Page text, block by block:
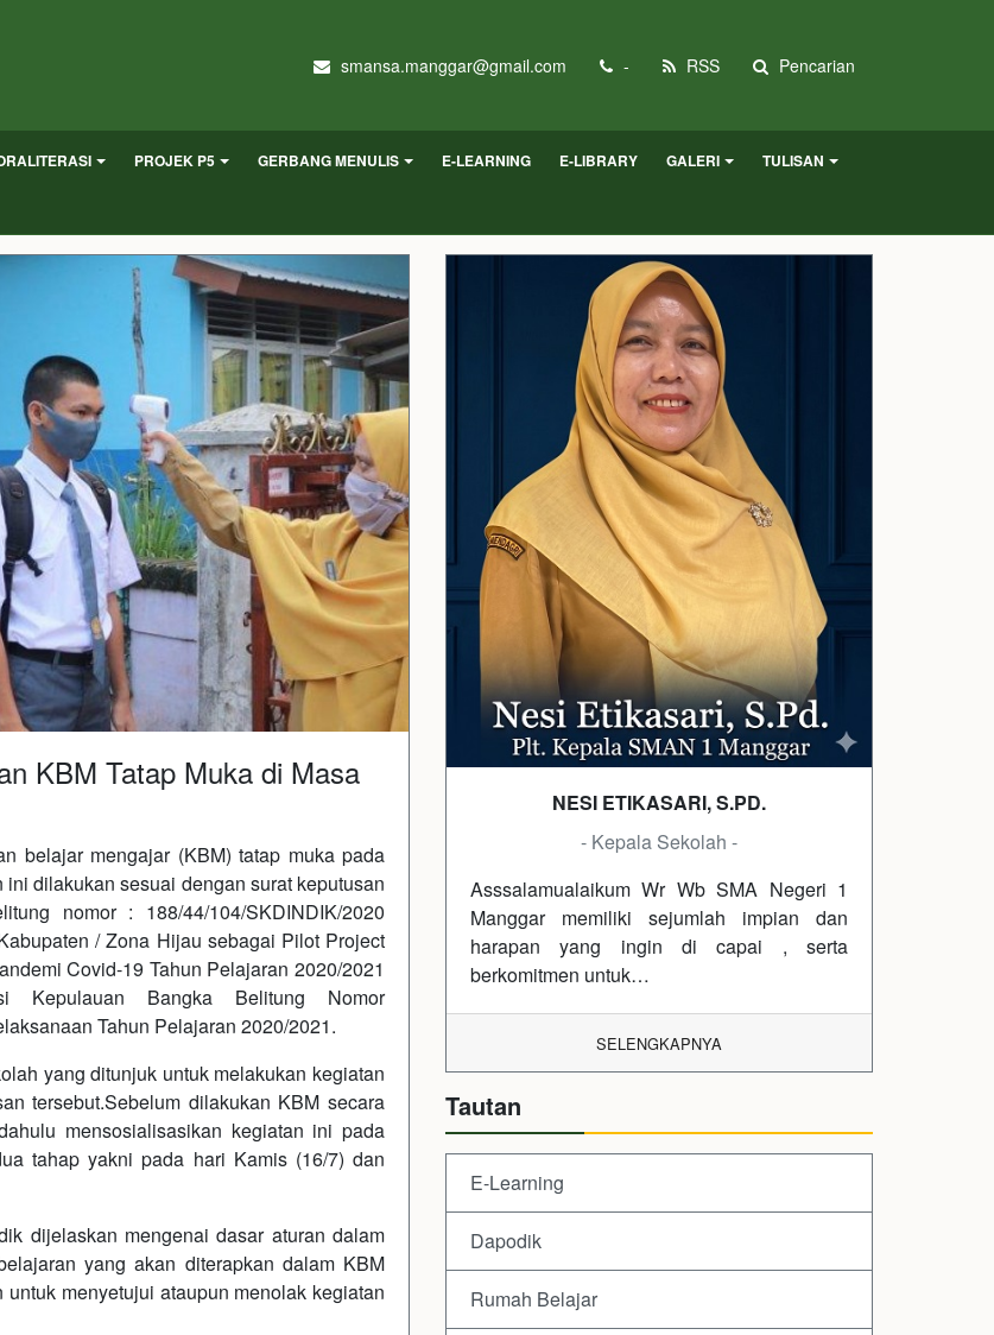
smansa.manggar@gmail.com - RSS Pencarian
PROJEK P5 GERBANG MENULIS E-LEARNING E-LIBRARY GALERI TULISAN
KBM Tatap Muka di Masa
belajar mengajar (KBM) tatap muka pada
dilakukan sesuai dengan surat keputusan
nomor : 188/44/104/SKDINDIK/2020
/ Zona Hijau sebagai Pilot Project
Covid-19 Tahun Pelajaran 2020/2021
Kepulauan Bangka Belitung Nomor
Tahun Pelajaran 2020/2021.
yang ditunjuk untuk melakukan kegiatan
tersebut.Sebelum dilakukan KBM secara
mensosialisasikan kegiatan ini pada
tahap yakni pada hari Kamis (16/7) dan
dijelaskan mengenai dasar aturan dalam
yang akan diterapkan dalam KBM
menyetujui ataupun menolak kegiatan
NESI ETIKASARI, S.PD.
- Kepala Sekolah -
Asssalamualaikum Wr Wb SMA Negeri 1
Manggar memiliki sejumlah impian dan
harapan yang ingin di capai , serta
berkomitmen untuk…
SELENGKAPNYA
Tautan
E-Learning
Dapodik
Rumah Belajar